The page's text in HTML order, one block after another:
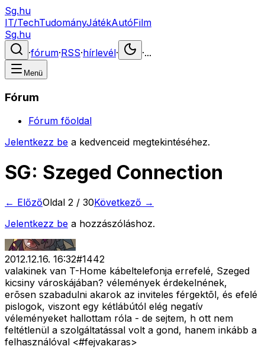
Sg.hu
IT/TechTudományJátékAutóFilm
Sg.hu
·fórum·RSS·hírlevél· ·...
Menü
Fórum
Fórum főoldal
Jelentkezz be a kedvenceid megtekintéséhez.
SG: Szeged Connection
← ElőzőOldal 2 / 30Következő →
Jelentkezz be a hozzászóláshoz.
2012.12.16. 16:32#1442
valakinek van T-Home kábeltelefonja errefelé, Szeged
kicsiny városkájában? vélemények érdekelnének,
erõsen szabadulni akarok az inviteles férgektõl, és efelé
pislogok, viszont egy kétlábútól elég negatív
véleményeket hallottam róla - de sejtem, h ott nem
feltétlenül a szolgáltatással volt a gond, hanem inkább a
felhasználóval <#fejvakaras>